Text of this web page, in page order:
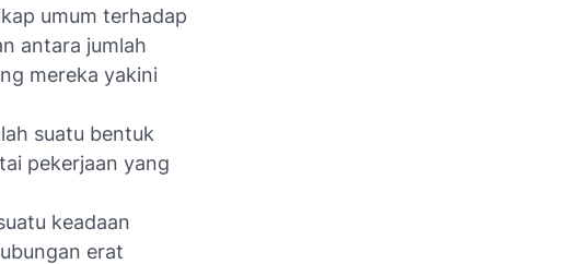
umum terhadap
antara jumlah
mereka yakini
suatu bentuk
pekerjaan yang
keadaan
erat